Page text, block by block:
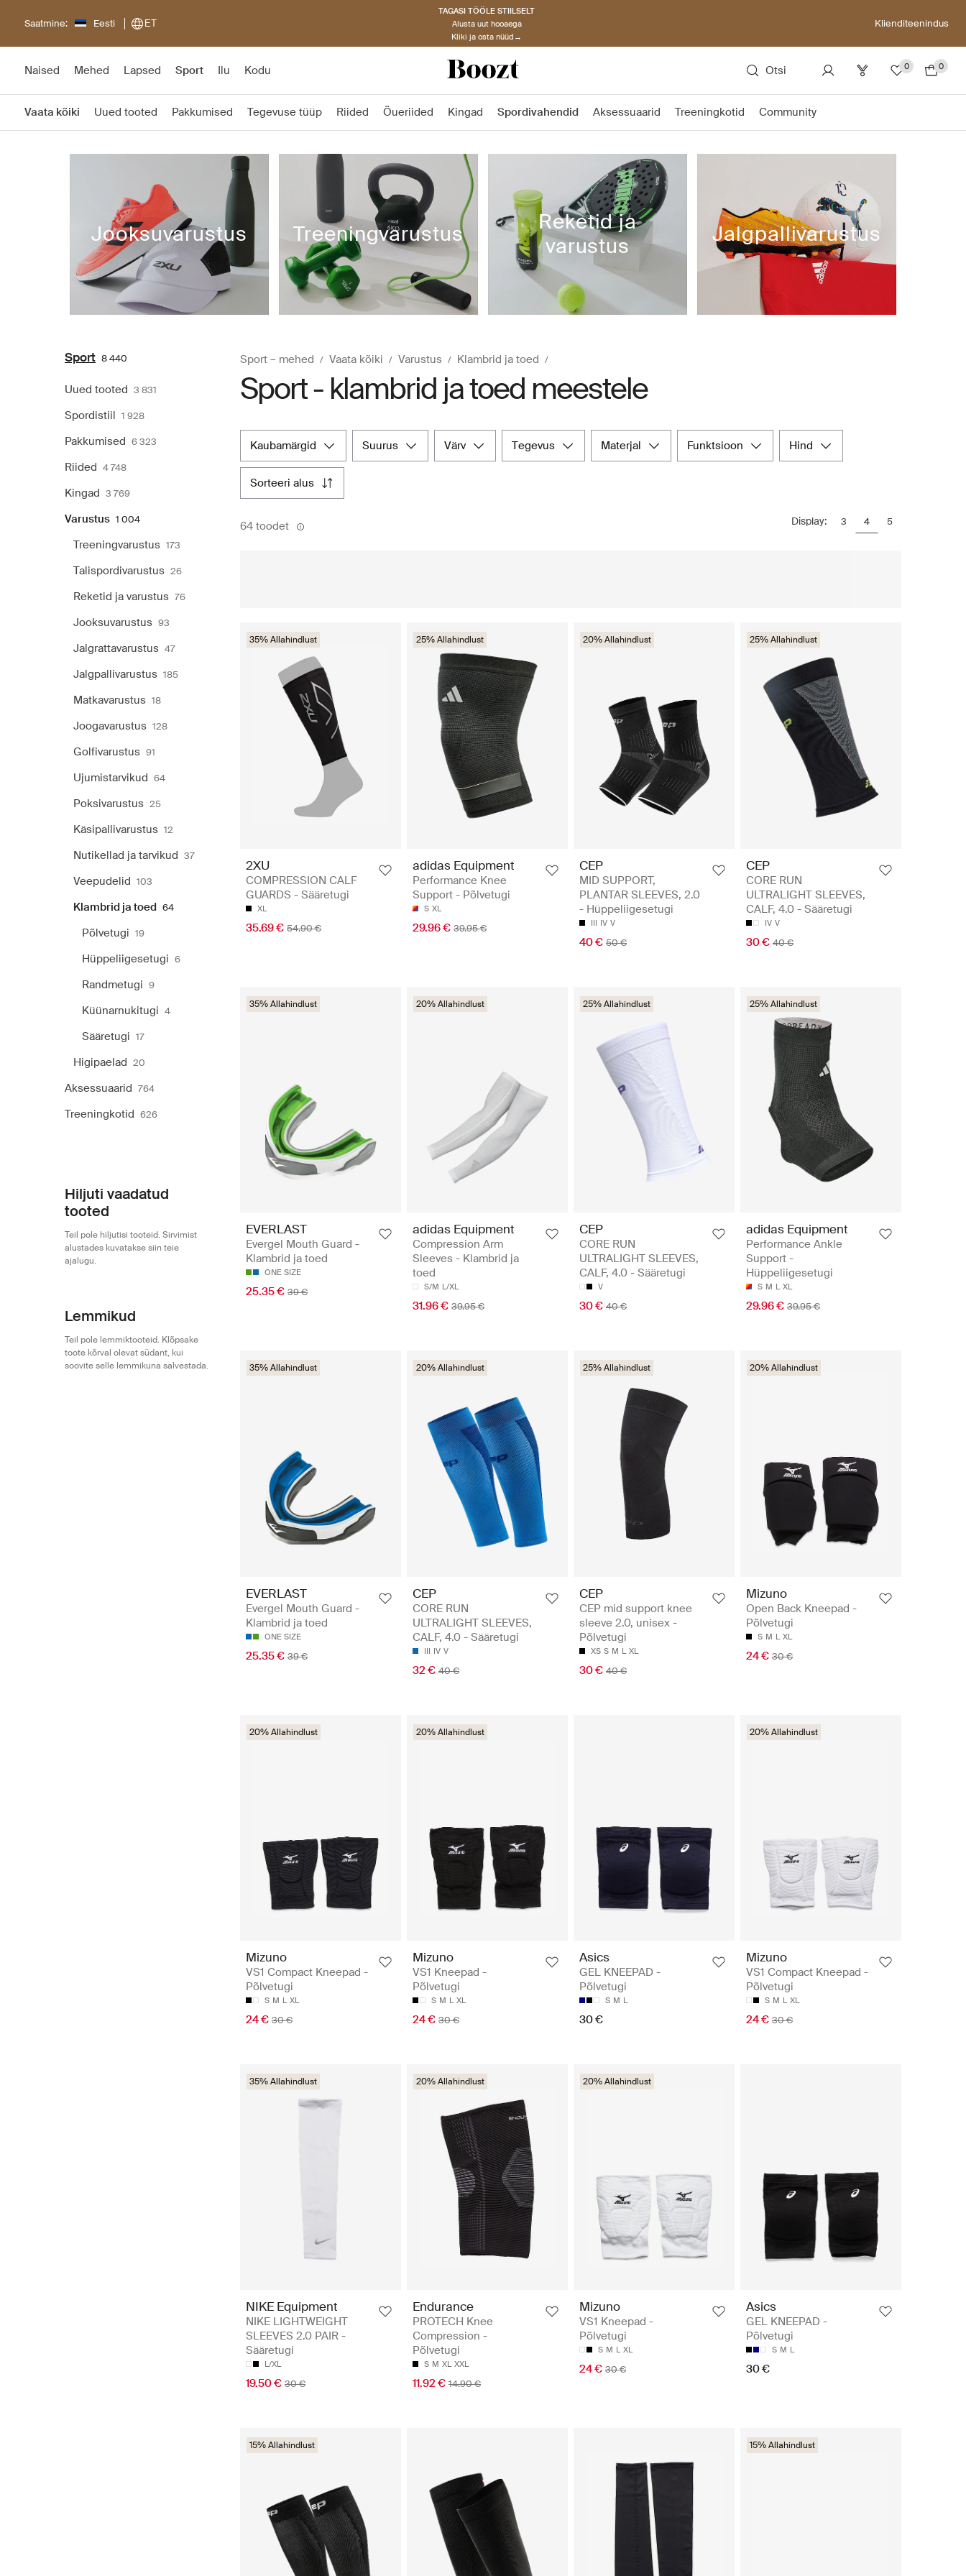
Saatmine: Eesti ET
TAGASI TÖÖLE STIILSELT
Alusta uut hooaega
Kliki ja osta nüüd→
Klienditeenindus
Naised Mehed Lapsed Sport Ilu Kodu Otsi 0 0
Vaata kõiki Uued tooted Pakkumised Tegevuse tüüp Riided Õueriided Kingad Spordivahendid Aksessuaarid Treeningkotid Community
Jooksuvarustus Treeningvarustus
Reketid ja
varustus
Jalgpallivarustus
Sport 8 440
Uued tooted 3 831
Spordistiil 1 928
Pakkumised 6 323
Riided 4 748
Kingad 3 769
Varustus 1 004
Treeningvarustus 173
Talispordivarustus 26
Reketid ja varustus 76
Jooksuvarustus 93
Jalgrattavarustus 47
Jalgpallivarustus 185
Matkavarustus 18
Joogavarustus 128
Golfivarustus 91
Ujumistarvikud 64
Poksivarustus 25
Käsipallivarustus 12
Nutikellad ja tarvikud 37
Veepudelid 103
Klambrid ja toed 64
Põlvetugi 19
Hüppeliigesetugi 6
Randmetugi 9
Küünarnukitugi 4
Sääretugi 17
Higipaelad 20
Aksessuaarid 764
Treeningkotid 626
Hiljuti vaadatud
tooted
Teil pole hiljutisi tooteid. Sirvimist
alustades kuvatakse siin teie
ajalugu.
Lemmikud
Teil pole lemmiktooteid. Klõpsake
toote kõrval olevat südant, kui
soovite selle lemmikuna salvestada.
Sport – mehed Vaata kõiki Varustus Klambrid ja toed
Sport - klambrid ja toed meestele
kaubamärgid suurus värv tegevus materjal funktsioon hind
sorteeri alus
64 toodet Display: 3 4 5
35% Allahindlust
2XU
COMPRESSION CALF
GUARDS - Sääretugi
XL
35.69 € 54.90 €
25% Allahindlust
adidas Equipment
Performance Knee
Support - Põlvetugi
S XL
29.96 € 39.95 €
20% Allahindlust
CEP
MID SUPPORT,
PLANTAR SLEEVES, 2.0
- Hüppeliigesetugi
III IV V
40 € 50 €
25% Allahindlust
CEP
CORE RUN
ULTRALIGHT SLEEVES,
CALF, 4.0 - Sääretugi
IV V
30 € 40 €
35% Allahindlust
EVERLAST
Evergel Mouth Guard -
Klambrid ja toed
ONE SIZE
25.35 € 39 €
20% Allahindlust
adidas Equipment
Compression Arm
Sleeves - Klambrid ja
toed
S/M L/XL
31.96 € 39.95 €
25% Allahindlust
CEP
CORE RUN
ULTRALIGHT SLEEVES,
CALF, 4.0 - Sääretugi
V
30 € 40 €
25% Allahindlust
adidas Equipment
Performance Ankle
Support -
Hüppeliigesetugi
S M L XL
29.96 € 39.95 €
35% Allahindlust
EVERLAST
Evergel Mouth Guard -
Klambrid ja toed
ONE SIZE
25.35 € 39 €
20% Allahindlust
CEP
CORE RUN
ULTRALIGHT SLEEVES,
CALF, 4.0 - Sääretugi
III IV V
32 € 40 €
25% Allahindlust
CEP
CEP mid support knee
sleeve 2.0, unisex -
Põlvetugi
XS S M L XL
30 € 40 €
20% Allahindlust
Mizuno
Open Back Kneepad -
Põlvetugi
S M L XL
24 € 30 €
20% Allahindlust
Mizuno
VS1 Compact Kneepad -
Põlvetugi
S M L XL
24 € 30 €
20% Allahindlust
Mizuno
VS1 Kneepad -
Põlvetugi
S M L XL
24 € 30 €
Asics
GEL KNEEPAD -
Põlvetugi
S M L
30 €
20% Allahindlust
Mizuno
VS1 Compact Kneepad -
Põlvetugi
S M L XL
24 € 30 €
35% Allahindlust
NIKE Equipment
NIKE LIGHTWEIGHT
SLEEVES 2.0 PAIR -
Sääretugi
L/XL
19.50 € 30 €
20% Allahindlust
Endurance
PROTECH Knee
Compression -
Põlvetugi
S M XL XXL
11.92 € 14.90 €
20% Allahindlust
Mizuno
VS1 Kneepad -
Põlvetugi
S M L XL
24 € 30 €
Asics
GEL KNEEPAD -
Põlvetugi
S M L
30 €
15% Allahindlust 15% Allahindlust